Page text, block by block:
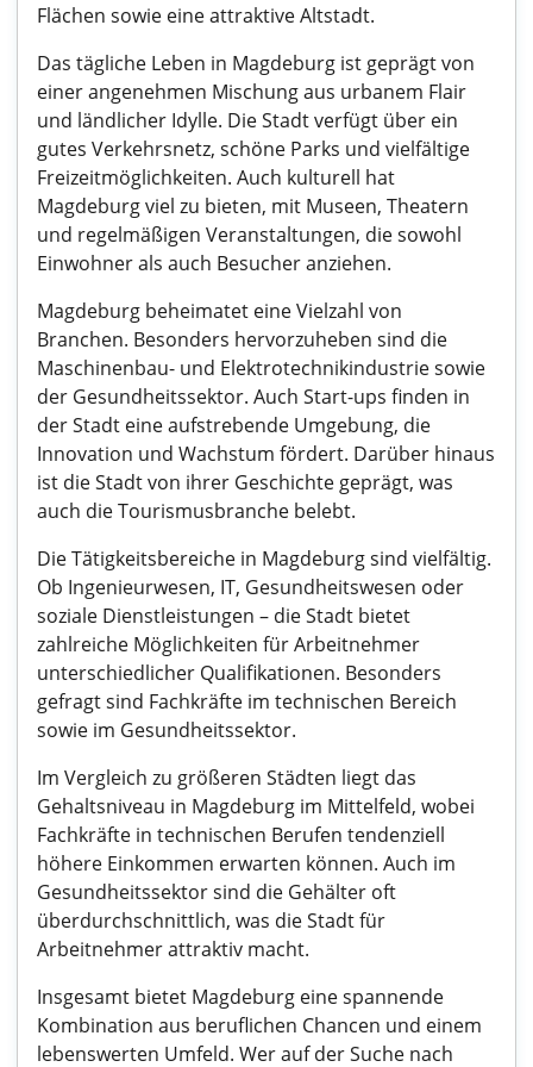
Flächen sowie eine attraktive Altstadt.
Das tägliche Leben in Magdeburg ist geprägt von
einer angenehmen Mischung aus urbanem Flair
und ländlicher Idylle. Die Stadt verfügt über ein
gutes Verkehrsnetz, schöne Parks und vielfältige
Freizeitmöglichkeiten. Auch kulturell hat
Magdeburg viel zu bieten, mit Museen, Theatern
und regelmäßigen Veranstaltungen, die sowohl
Einwohner als auch Besucher anziehen.
Magdeburg beheimatet eine Vielzahl von
Branchen. Besonders hervorzuheben sind die
Maschinenbau- und Elektrotechnikindustrie sowie
der Gesundheitssektor. Auch Start-ups finden in
der Stadt eine aufstrebende Umgebung, die
Innovation und Wachstum fördert. Darüber hinaus
ist die Stadt von ihrer Geschichte geprägt, was
auch die Tourismusbranche belebt.
Die Tätigkeitsbereiche in Magdeburg sind vielfältig.
Ob Ingenieurwesen, IT, Gesundheitswesen oder
soziale Dienstleistungen – die Stadt bietet
zahlreiche Möglichkeiten für Arbeitnehmer
unterschiedlicher Qualifikationen. Besonders
gefragt sind Fachkräfte im technischen Bereich
sowie im Gesundheitssektor.
Im Vergleich zu größeren Städten liegt das
Gehaltsniveau in Magdeburg im Mittelfeld, wobei
Fachkräfte in technischen Berufen tendenziell
höhere Einkommen erwarten können. Auch im
Gesundheitssektor sind die Gehälter oft
überdurchschnittlich, was die Stadt für
Arbeitnehmer attraktiv macht.
Insgesamt bietet Magdeburg eine spannende
Kombination aus beruflichen Chancen und einem
lebenswerten Umfeld. Wer auf der Suche nach